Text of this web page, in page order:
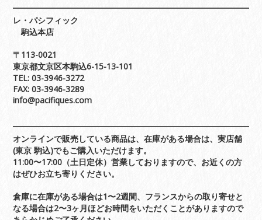
レ・パシフィック
駒込本店
〒113-0021
東京都文京区本駒込6-15-13-101
TEL: 03-3946-3272
FAX: 03-3946-3289
info@pacifiques.com
オンラインで販売している商品は、在庫がある場合は、実店舗
(東京 駒込)でもご購入いただけます。
11:00〜17:00（土日定休）営業しておりますので、お近くの方
はぜひお立ち寄りください。
倉庫に在庫がある場合は1〜2週間、フランスからの取り寄せと
なる場合は2〜3ヶ月ほどお時間をいただくことがありますので